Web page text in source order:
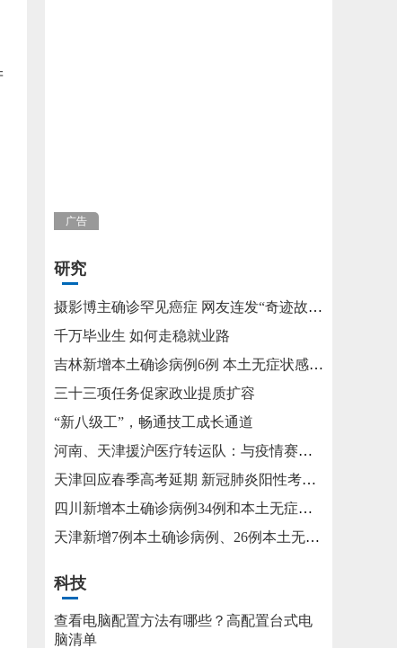
广告
研究
摄影博主确诊罕见癌症 网友连发“奇迹故事”不允许他躺平
千万毕业生 如何走稳就业路
吉林新增本土确诊病例6例 本土无症状感染者15例
三十三项任务促家政业提质扩容
“新八级工”，畅通技工成长通道
河南、天津援沪医疗转运队：与疫情赛跑 为生命护航
天津回应春季高考延期 新冠肺炎阳性考生将在医院考试
四川新增本土确诊病例34例和本土无症状感染者115例
天津新增7例本土确诊病例、26例本土无症状感染者
科技
查看电脑配置方法有哪些？高配置台式电
脑清单